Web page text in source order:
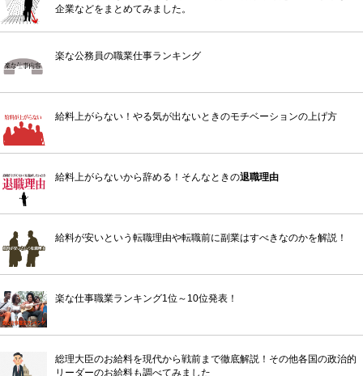
企業などをまとめてみました。
楽な公務員の職業仕事ランキング
給料上がらない！やる気が出ないときのモチベーションの上げ方
給料上がらないから辞める！そんなときの退職理由
給料が安いという転職理由や転職前に副業はすべきなのかを解説！
楽な仕事職業ランキング1位～10位発表！
総理大臣のお給料を現代から戦前まで徹底解説！その他各国の政治的
リーダーのお給料も調べてみました